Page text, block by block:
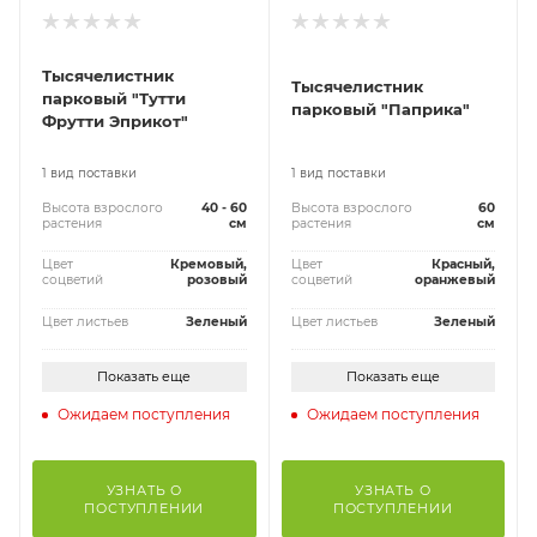
Тысячелистник
парковый "Тутти
Фрутти Эприкот"
1 вид поставки
Высота взрослого
растения
40 - 60
см
Цвет
соцветий
Кремовый,
розовый
Цвет листьев Зеленый
Показать еще
Ожидаем поступления
УЗНАТЬ О
ПОСТУПЛЕНИИ
Тысячелистник
парковый "Паприка"
1 вид поставки
Высота взрослого
растения
60
см
Цвет
соцветий
Красный,
оранжевый
Цвет листьев Зеленый
Показать еще
Ожидаем поступления
УЗНАТЬ О
ПОСТУПЛЕНИИ